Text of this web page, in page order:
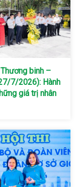
binh –
7/2026): Hành
giá trị nhân